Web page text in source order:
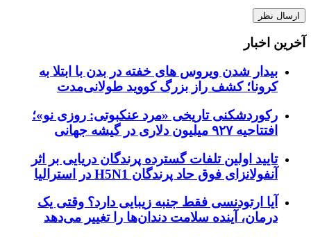
آخرین اخبار
بیدار شدن ویروس‌ های خفته در بدن با ابتلا به
کرونا؛ کشف راز بزرگ کووید طولانی‌مدت
رکوردشکنی تاریخی «مرد عنکبوتی: روزی نو»؛
افتتاحیه ۹۲۷ میلیون دلاری در گیشه جهانی
تایید اولین تلفات گسترده پرندگان دریایی بر اثر
آنفولانزای فوق حاد پرندگان H5N1 در استرالیا
آیا ارتودنسی فقط جنبه زیبایی دارد؟ وقتی یک
درمان، آینده سلامت دندان‌ها را تغییر می‌دهد